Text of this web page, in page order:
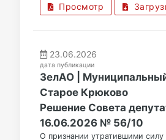
Просмотр
23.06.2026
дата публикации
ЗелАО |
Старое Крюково
Решение Совета
16.06.2026 № 56/10
О признании утратившими силу